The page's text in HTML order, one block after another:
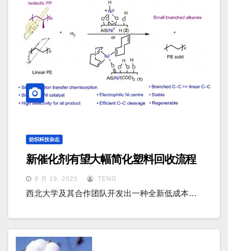
纺织科技杂志
新催化剂有望大幅简化塑料回收流程
9 月 19, 2025 TENG
西北大学及其合作团队开发出一种全新低成本…